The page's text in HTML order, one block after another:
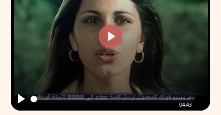
Play
04:43
Play